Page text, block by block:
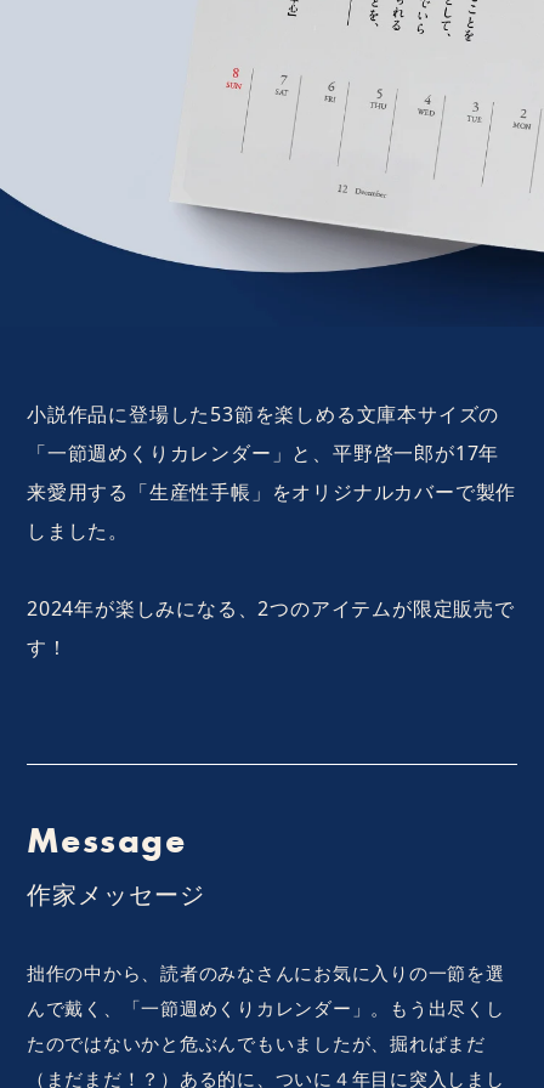
小説作品に登場した53節を楽しめる文庫本サイズの
「一節週めくりカレンダー」と、平野啓一郎が17年
来愛用する「生産性手帳」をオリジナルカバーで製作
しました。
2024年が楽しみになる、2つのアイテムが限定販売で
す！
Message
作家メッセージ
拙作の中から、読者のみなさんにお気に入りの一節を選
んで戴く、「一節週めくりカレンダー」。もう出尽くし
たのではないかと危ぶんでもいましたが、掘ればまだ
（まだまだ！？）ある的に、ついに４年目に突入しまし